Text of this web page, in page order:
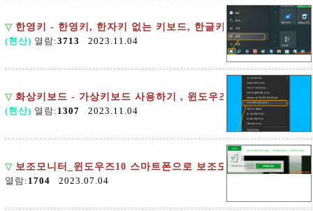
▽ 한영키 - 한영키, 한자키 없는 키보드, 한글키, 한자키 만들기
(현산) 열람:3713 2023.11.04
▽ 화상키보드 - 가상키보드 사용하기 , 윈도우즈
(현산) 열람: 1307 2023.11.04
▽ 보조모니터_윈도우즈10 스마트폰으로 보조모니터 만들기
열람: 1704 2023.07.04